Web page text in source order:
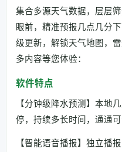
集合多源天气数据，层层
眼前，精准预报几点几分
级更新，解锁天气地图，
多内容等您体验：
软件特点
【分钟级降水预测】本地
停，持续多长时间，通通可
【智能语音播报】独立播